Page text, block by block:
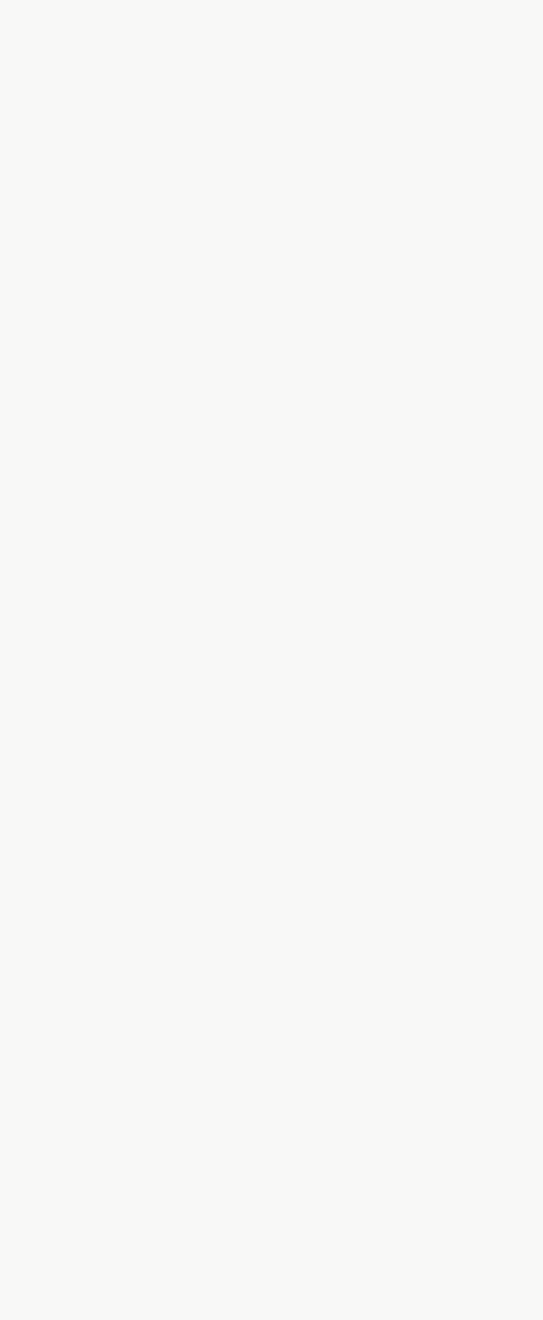
✔40 мл горячего шоколада (или
Этот рецепт подразумевает, что
Сварите натуральный черный
сразу возьмите шоколадный соус)
Параллельно нужно подогреть
горячего шоколада. И добавьте
возьмите соломинку, чтобы
А Вы уже пробовали покупать
представлен
Напиток принято подавать в
термокружке, если вы берете ее
емкость вылить кокосовый сироп,
вспененное молоко – важно,